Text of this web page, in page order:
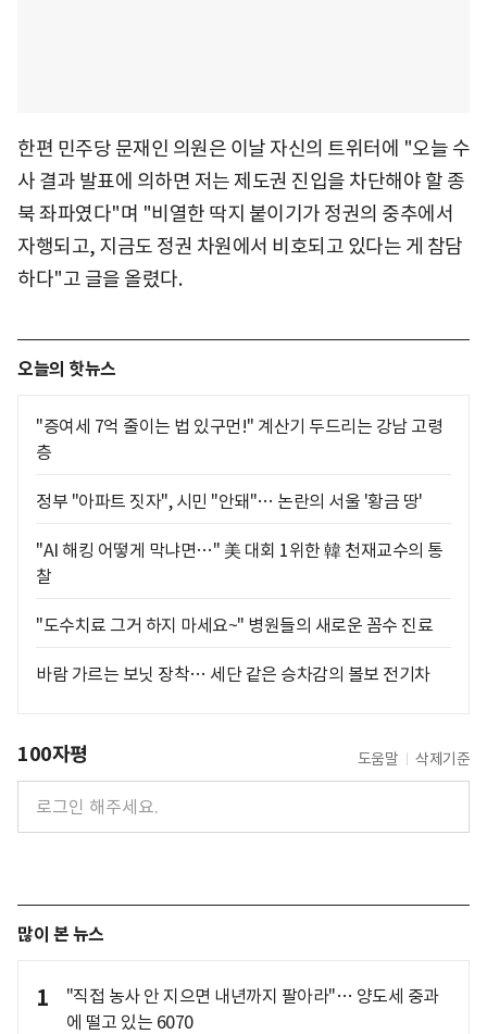
한편 민주당 문재인 의원은 이날 자신의 트위터에 "오늘 수
사 결과 발표에 의하면 저는 제도권 진입을 차단해야 할 종
북 좌파였다"며 "비열한 딱지 붙이기가 정권의 중추에서
자행되고, 지금도 정권 차원에서 비호되고 있다는 게 참담
하다"고 글을 올렸다.
오늘의 핫뉴스
"증여세 7억 줄이는 법 있구먼!" 계산기 두드리는 강남 고령
층
정부 "아파트 짓자", 시민 "안돼"… 논란의 서울 '황금 땅'
"AI 해킹 어떻게 막냐면…" 美 대회 1위한 韓 천재교수의 통
찰
"도수치료 그거 하지 마세요~" 병원들의 새로운 꼼수 진료
바람 가르는 보닛 장착… 세단 같은 승차감의 볼보 전기차
100자평 도움말 삭제기준
많이 본 뉴스
1
"직접 농사 안 지으면 내년까지 팔아라"… 양도세 중과
에 떨고 있는 6070